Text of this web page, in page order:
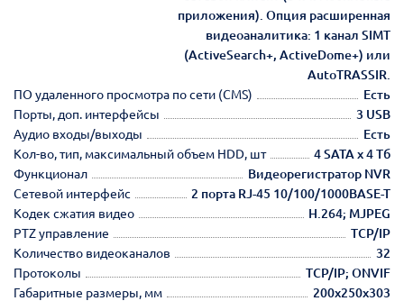
приложения). Опция расширенная
видеоаналитика: 1 канал SIMT
(ActiveSearch+, ActiveDome+) или
AutoTRASSIR.
ПО удаленного просмотра по сети (CMS)
Есть
Порты, доп. интерфейсы
3 USB
Аудио входы/выходы
Есть
Кол-во, тип, максимальный объем HDD, шт
4 SATA х 4 Тб
Функционал
Видеорегистратор NVR
Сетевой интерфейс
2 порта RJ-45 10/100/1000BASE-T
Кодек сжатия видео
H.264; MJPEG
PTZ управление
TCP/IP
Количество видеоканалов
32
Протоколы
TCP/IP; ONVIF
Габаритные размеры, мм
200х250х303